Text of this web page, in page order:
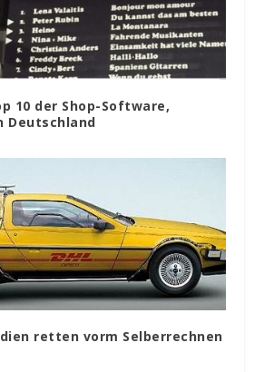
10 der Shop-Software,
Deutschland
retten vorm Selberrechnen